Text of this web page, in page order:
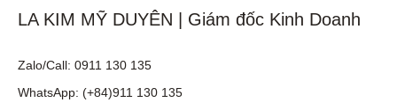
LA KIM MỸ DUYÊN | Giám đốc Kinh Doanh
Zalo/Call: 0911 130 135
WhatsApp: (+84)911 130 135